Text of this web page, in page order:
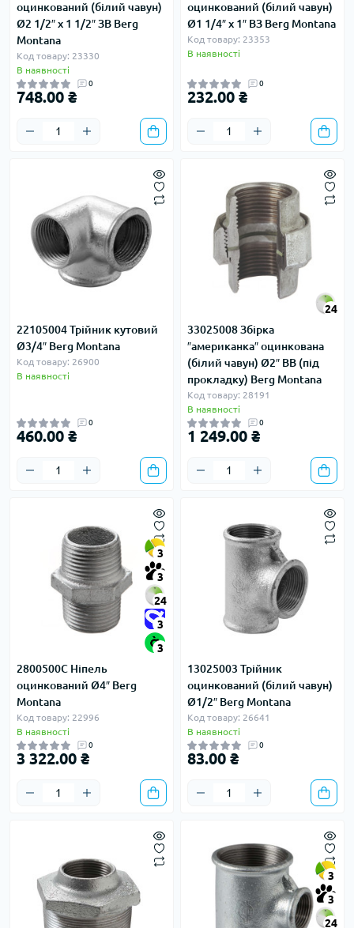
оцинкований (білий чавун)
Ø2 1/2″ х 1 1/2″ ЗВ Berg
Montana
Код товару: 23330
В наявності
0
748.00 ₴
оцинкований (білий чавун)
Ø1 1/4″ х 1″ ВЗ Berg Montana
Код товару: 23353
В наявності
0
232.00 ₴
22105004 Трійник кутовий
Ø3/4″ Berg Montana
Код товару: 26900
В наявності
0
460.00 ₴
24
33025008 Збірка
″американка″ оцинкована
(білий чавун) Ø2″ ВВ (під
прокладку) Berg Montana
Код товару: 28191
В наявності
0
1 249.00 ₴
3
3
24
3
3
2800500C Ніпель
оцинкований Ø4″ Berg
Montana
Код товару: 22996
В наявності
0
3 322.00 ₴
13025003 Трійник
оцинкований (білий чавун)
Ø1/2″ Berg Montana
Код товару: 26641
В наявності
0
83.00 ₴
3
3
24